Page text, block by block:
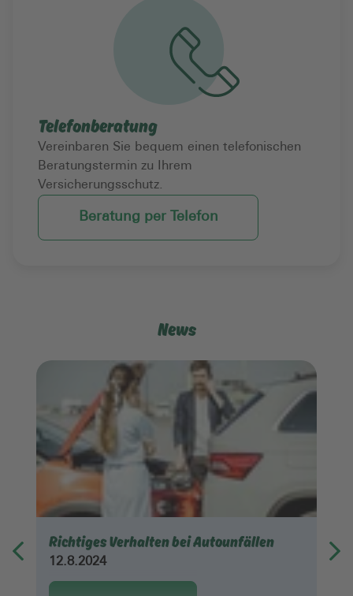
Telefonberatung
Vereinbaren Sie bequem einen telefonischen
Beratungstermin zu Ihrem
Versicherungsschutz.
Beratung per Telefon
News
Richtiges Verhalten bei Autounfällen
12.8.2024